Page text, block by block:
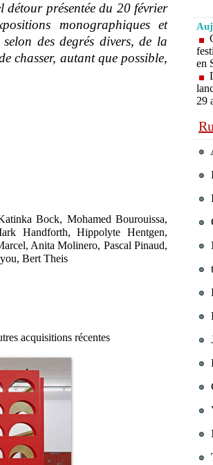
détour présentée du 20 février
monographiques et
des degrés divers, de la
chasser, autant que possible,
Bock, Mohamed Bourouissa,
Handforth, Hippolyte Hentgen,
Anita Molinero, Pascal Pinaud,
Bert Theis
acquisitions récentes
en
29